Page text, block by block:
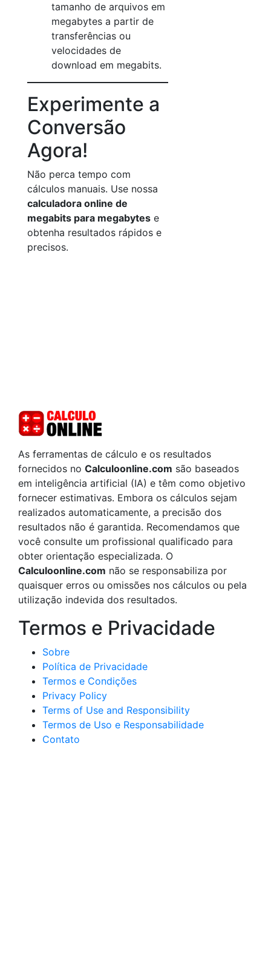
tamanho de arquivos em
megabytes a partir de
transferências ou
velocidades de
download em megabits.
Experimente a
Conversão
Agora!
Não perca tempo com
cálculos manuais. Use nossa
calculadora online de
megabits para megabytes e
obtenha resultados rápidos e
precisos.
As ferramentas de cálculo e os resultados
fornecidos no Calculoonline.com são baseados
em inteligência artificial (IA) e têm como objetivo
fornecer estimativas. Embora os cálculos sejam
realizados automaticamente, a precisão dos
resultados não é garantida. Recomendamos que
você consulte um profissional qualificado para
obter orientação especializada. O
Calculoonline.com não se responsabiliza por
quaisquer erros ou omissões nos cálculos ou pela
utilização indevida dos resultados.
Termos e Privacidade
Sobre
Política de Privacidade
Termos e Condições
Privacy Policy
Terms of Use and Responsibility
Termos de Uso e Responsabilidade
Contato